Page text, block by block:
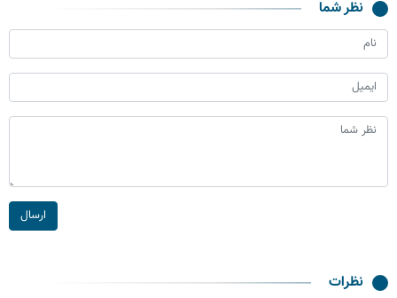
نظر شما
ارسال
نظرات